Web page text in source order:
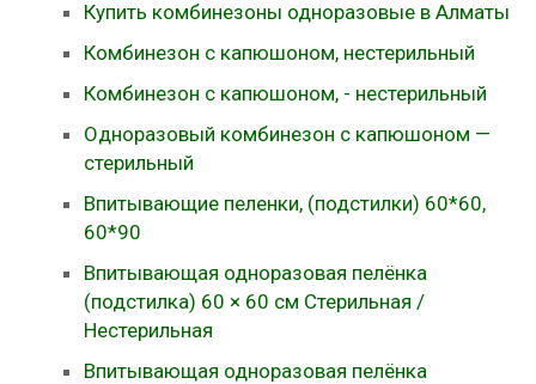
Купить комбинезоны одноразовые в Алматы
Комбинезон с капюшоном, нестерильный
Комбинезон с капюшоном, - нестерильный
Одноразовый комбинезон с капюшоном —
стерильный
Впитывающие пеленки, (подстилки) 60*60,
60*90
Впитывающая одноразовая пелёнка
(подстилка) 60 × 60 см Стерильная /
Нестерильная
Впитывающая одноразовая пелёнка